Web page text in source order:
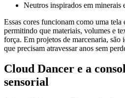
Neutros inspirados em minerais
Essas cores funcionam como uma tela
permitindo que materiais, volumes e
força. Em projetos de marcenaria, são
que precisam atravessar anos sem
Cloud Dancer e a
sensorial